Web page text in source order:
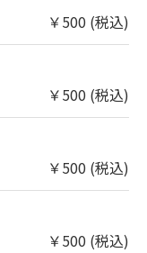
￥500 (税込)
￥500 (税込)
￥500 (税込)
￥500 (税込)